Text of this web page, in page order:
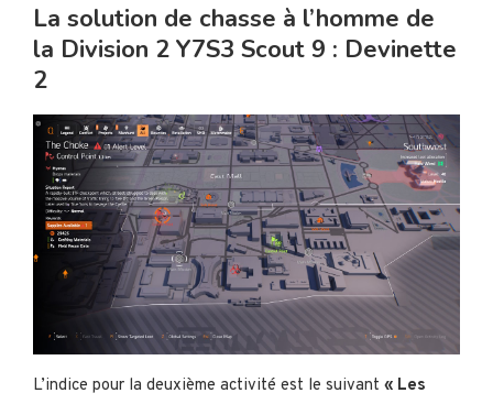
La solution de chasse à l’homme de
la Division 2 Y7S3 Scout 9 : Devinette
2
L’indice pour la deuxième activité est le suivant « Les